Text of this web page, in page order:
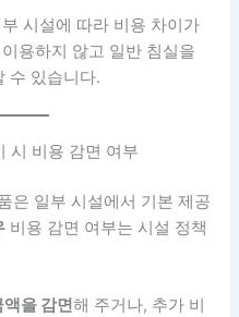
시설에 따라 비용 차이가
용하지 않고 일반 침실을
수 있습니다.
시 비용 감면 여부
은 일부 시설에서 기본 제공
비용 감면 여부는 시설 정책
액을 감면해 주거나, 추가 비